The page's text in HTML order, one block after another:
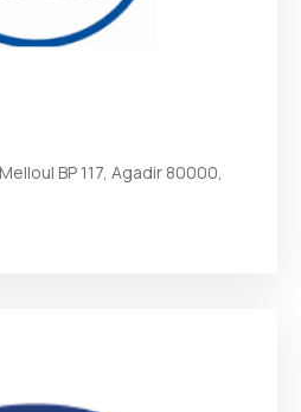
BP 117, Agadir 80000,